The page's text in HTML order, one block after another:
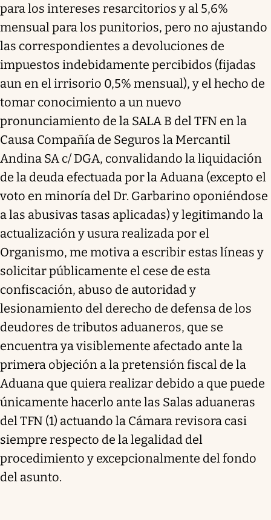
para los intereses resarcitorios y al 5,6%
mensual para los punitorios, pero no ajustando
las correspondientes a devoluciones de
impuestos indebidamente percibidos (fijadas
aun en el irrisorio 0,5% mensual), y el hecho de
tomar conocimiento a un nuevo
pronunciamiento de la SALA B del TFN en la
Causa Compañía de Seguros la Mercantil
Andina SA c/ DGA, convalidando la liquidación
de la deuda efectuada por la Aduana (excepto el
voto en minoría del Dr. Garbarino oponiéndose
a las abusivas tasas aplicadas) y legitimando la
actualización y usura realizada por el
Organismo, me motiva a escribir estas líneas y
solicitar públicamente el cese de esta
confiscación, abuso de autoridad y
lesionamiento del derecho de defensa de los
deudores de tributos aduaneros, que se
encuentra ya visiblemente afectado ante la
primera objeción a la pretensión fiscal de la
Aduana que quiera realizar debido a que puede
únicamente hacerlo ante las Salas aduaneras
del TFN (1) actuando la Cámara revisora casi
siempre respecto de la legalidad del
procedimiento y excepcionalmente del fondo
del asunto.